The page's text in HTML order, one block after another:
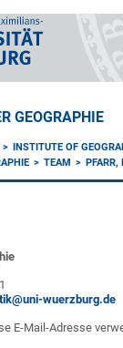
GEOGRAPHIE
INSTITUTE OF
TEAM PFARR,
wuerzburg.de
E-Mail-Adresse